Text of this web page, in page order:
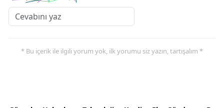
* Bu içerik ile ilgili yorum yok, ilk yorumu siz yazın, tartışalım *